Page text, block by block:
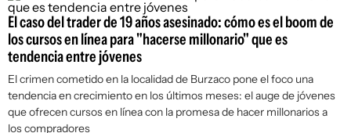
El caso del trader de 19 años asesinado: cómo es el boom de
los cursos en línea para "hacerse millonario" que es
tendencia entre jóvenes
El crimen cometido en la localidad de Burzaco pone el foco una
tendencia en crecimiento en los últimos meses: el auge de jóvenes
que ofrecen cursos en línea con la promesa de hacer millonarios a
los compradores